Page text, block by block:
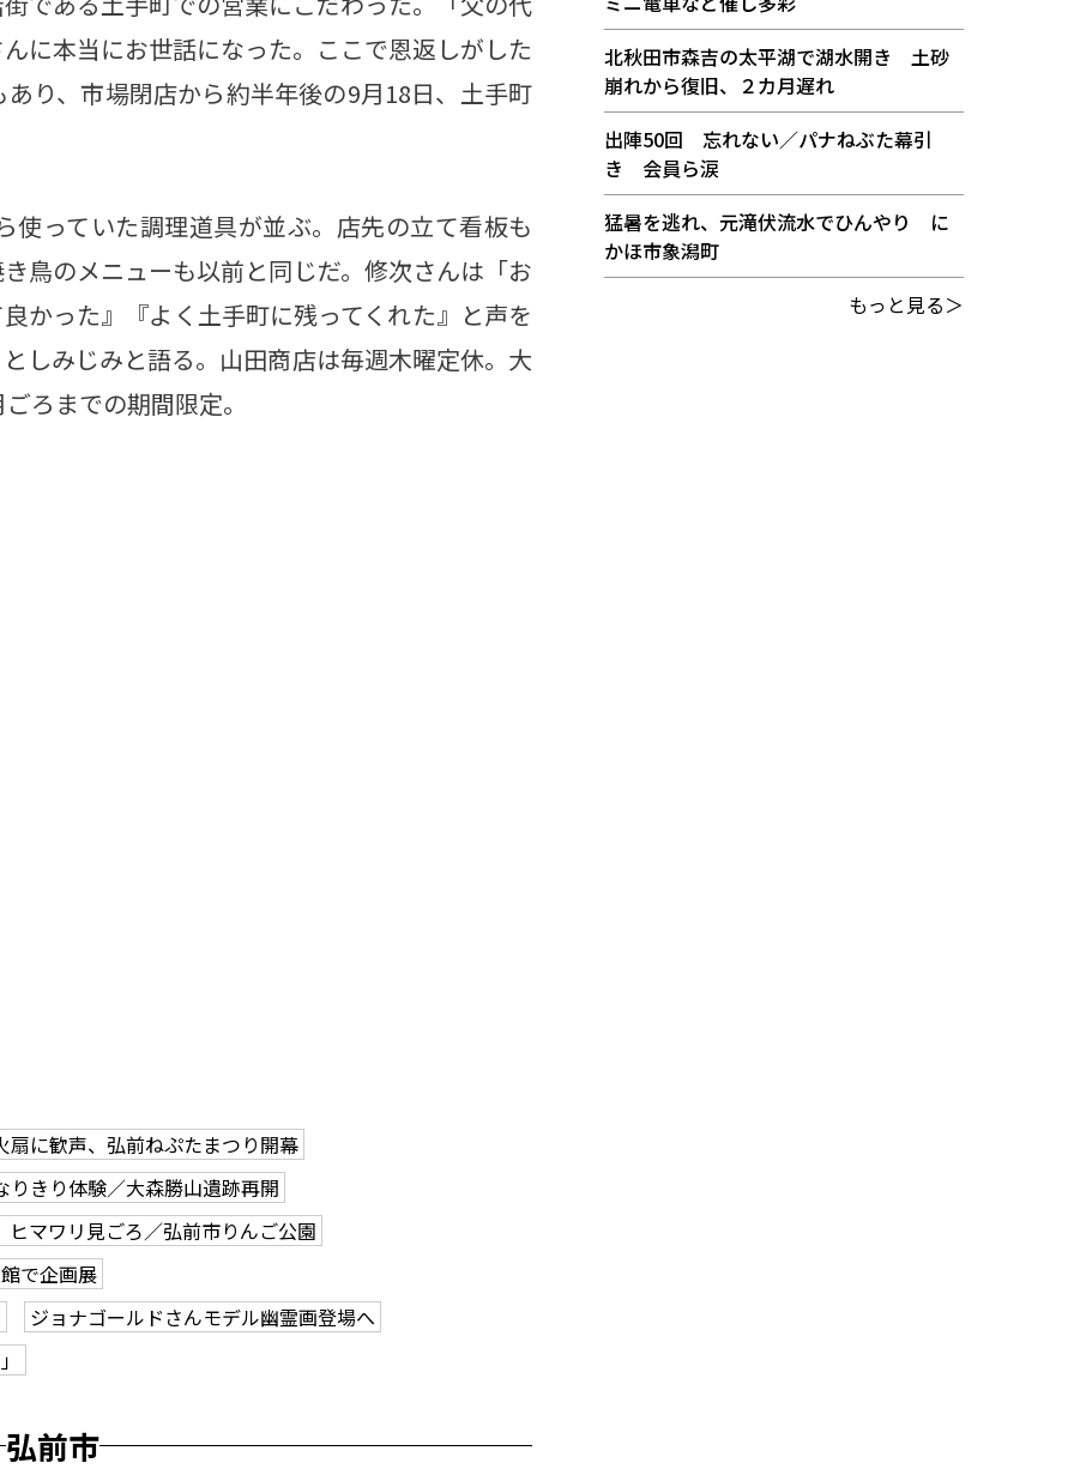
に本当にお世話になった。ここで恩返しがした
り、市場閉店から約半年後の9月18日、土手町
っていた調理道具が並ぶ。店先の立て看板も
鳥のメニューも以前と同じだ。修次さんは「お
かった』『よく土手町に残ってくれた』と声を
しみじみと語る。山田商店は毎週木曜定休。大
ろまでの期間限定。
扇に歓声、弘前ねぷたまつり開幕
りきり体験／大森勝山遺跡再開
ヒマワリ見ごろ／弘前市りんご公園
で企画展
ジョナゴールドさんモデル幽霊画登場へ
弘前市
北秋田市森吉の太平湖で湖水開き 土砂
崩れから復旧、２カ月遅れ
出陣50回 忘れない／パナねぶた幕引
き 会員ら涙
猛暑を逃れ、元滝伏流水でひんやり に
かほ市象潟町
もっと見る＞